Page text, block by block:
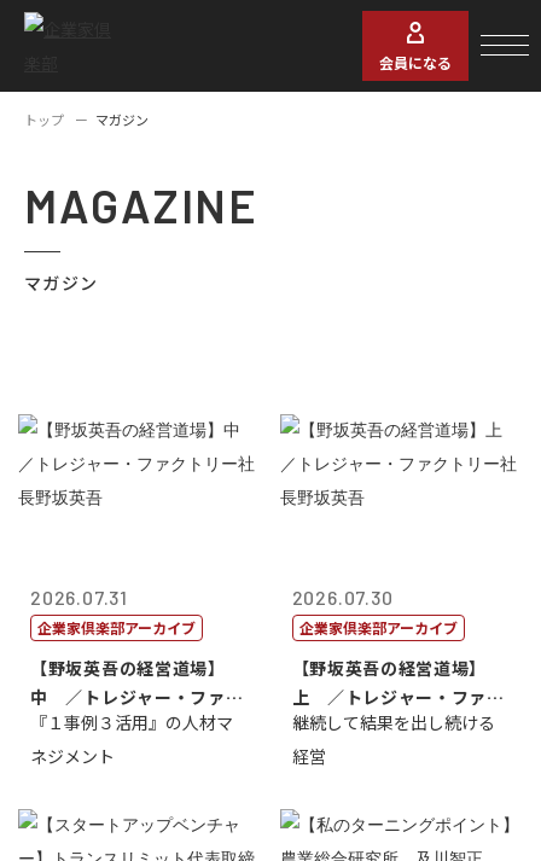
会員になる
トップ マガジン
MAGAZINE
マガジン
2026.07.31
企業家倶楽部アーカイブ
【野坂英吾の経営道場】
中 ／トレジャー・ファク
トリー社長野坂...
『１事例３活用』の人材マ
ネジメント
2026.07.30
企業家倶楽部アーカイブ
【野坂英吾の経営道場】
上 ／トレジャー・ファク
トリー社長野坂...
継続して結果を出し続ける
経営